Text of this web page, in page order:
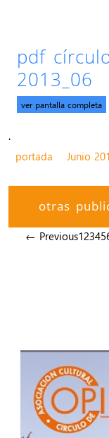
pdf
2013_06
ver pantalla completa
.
portada
Junio
otras
← Previous12345